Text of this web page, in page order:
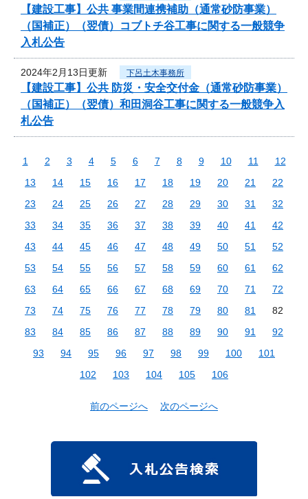
【建設工事】公共 事業間連携補助（通常砂防事業）
（国補正）（翌債）コブトチ谷工事に関する一般競争
入札公告
2024年2月13日更新 下呂土木事務所
【建設工事】公共 防災・安全交付金（通常砂防事業）
（国補正）（翌債）和田洞谷工事に関する一般競争入
札公告
1 2 3 4 5 6 7 8 9 10 11
12
13
14 15 16 17 18 19 20 21
22
23
24 25 26 27 28 29 30 31
32
33
34 35 36 37 38 39 40 41
42
43
44 45 46 47 48 49 50 51
52
53
54 55 56 57 58 59 60 61
62
63
64 65 66 67 68 69 70 71
72
73
74 75 76 77 78 79 80 81
82
83
84 85 86 87 88 89 90 91
92
93
94 95 96 97 98 99 100
101
102
103 104 105 106
前のページへ 次のページへ